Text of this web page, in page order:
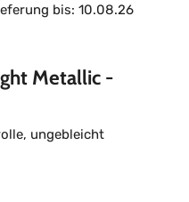
bis: 10.08.26
Metallic -
ungebleicht